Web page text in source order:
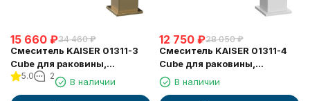
15 660 ₽34 460 ₽
Смеситель KAISER 01311-3
Cube для раковины,
неповоротный, шлифованное
5.0 2
В наличии
12 750 ₽28 050 ₽
Смеситель KAISER 01311-4
Cube для раковины,
неповоротный, белый
матовый
В наличии